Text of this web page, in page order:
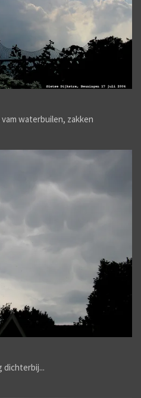
waterbuilen, zakken
dichterbij...